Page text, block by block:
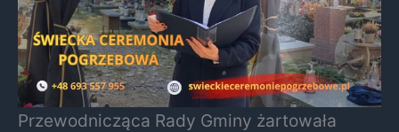
Przewodnicząca Rady Gminy żartowała